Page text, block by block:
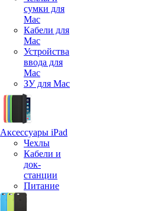
сумки для
Mac
Кабели для
Mac
Устройства
ввода для
Mac
ЗУ для Mac
Аксессуары iPad
Чехлы
Кабели и
док-
станции
Питание